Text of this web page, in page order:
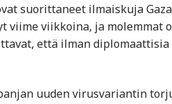
suorittaneet ilmaiskuja
viikkoina, ja molemmat
että ilman
uuden virusvariantin